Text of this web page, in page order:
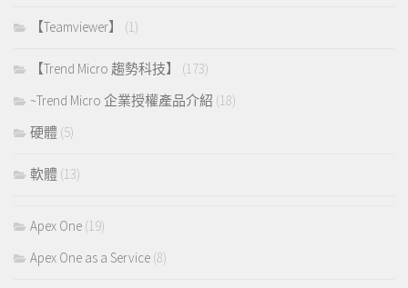
【Teamviewer】 (1)
【Trend Micro 趨勢科技】
(173)
~Trend Micro 企業授權產品介紹 (18)
硬體 (5)
軟體 (13)
Apex One (19)
Apex One as a Service (8)